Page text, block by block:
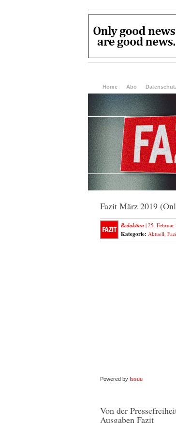
Home Abo
Fazit März 2019
Redaktion | 25. Februar
Kategorie: Aktuell,
Powered by Issuu
Von der
Ausgaben Fazit